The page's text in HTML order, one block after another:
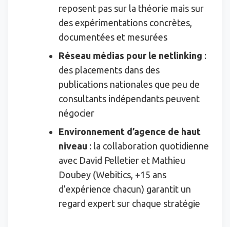
reposent pas sur la théorie mais sur
des expérimentations concrètes,
documentées et mesurées
Réseau médias pour le netlinking :
des placements dans des
publications nationales que peu de
consultants indépendants peuvent
négocier
Environnement d’agence de haut
niveau : la collaboration quotidienne
avec David Pelletier et Mathieu
Doubey (Webitics, +15 ans
d’expérience chacun) garantit un
regard expert sur chaque stratégie